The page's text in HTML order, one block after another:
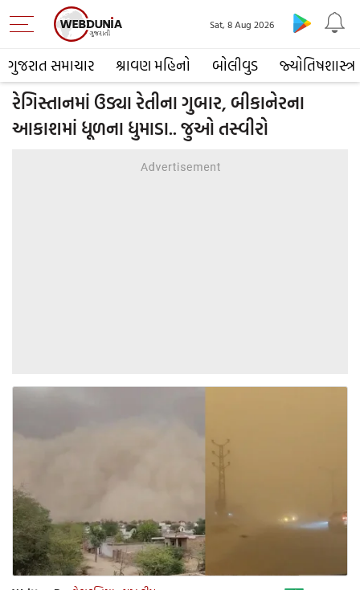
ગુજરાત સમાચાર શ્રાવણ મહિનો બોલીવુડ જ્યોતિષશાસ્ત્ર
Sat, 8 Aug 2026
રેગિસ્તાનમાં ઉડ્યા રેતીના ગુબાર, બીકાનેરના
આકાશમાં ધૂળના ધુમાડા.. જુઓ તસ્વીરો